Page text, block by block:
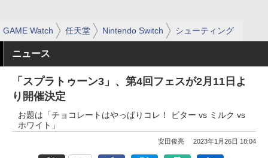
GAME Watch 任天堂 Nintendo Switch シューティング
ニュース
「スプラトゥーン3」、第4回フェスが2月11日よ
り開催決定
お題は「チョコレートはやっぱりコレ！ ビター vs ミルク vs
ホワイト」
安田俊亮 2023年1月26日 18:04